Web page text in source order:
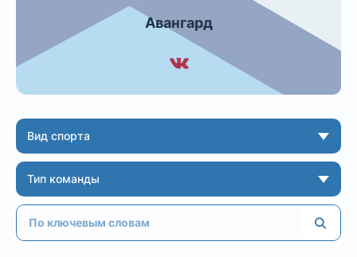
Авангард
Вид спорта
Тип команды